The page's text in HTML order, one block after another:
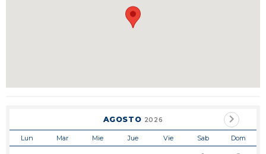
AGOSTO 2026
Lun Mar Mie Jue Vie Sab Dom